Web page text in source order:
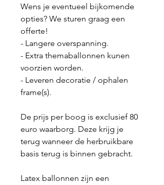
Wens je eventueel bijkomende
opties? We sturen graag een
offerte!
- Langere overspanning.
- Extra themaballonnen kunen
voorzien worden.
- Leveren decoratie / ophalen
frame(s).
De prijs per boog is exclusief 80
euro waarborg. Deze krijg je
terug wanneer de herbruikbare
basis terug is binnen gebracht.
Latex ballonnen zijn een